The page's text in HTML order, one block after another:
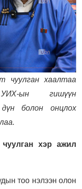
чуулган хаалтаа
УИХ-ын гишүүн
болон онцлох
хэр ажил
тоо нэлээн олон